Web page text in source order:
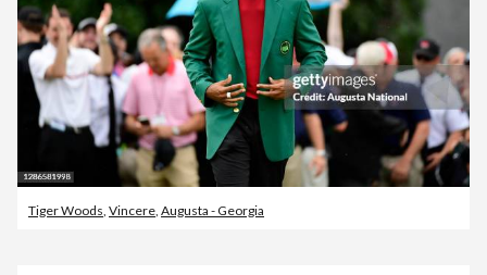
Tiger Woods, Vincere, Augusta - Georgia